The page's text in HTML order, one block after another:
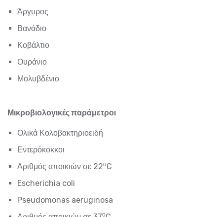
Άργυρος
Βανάδιο
Κοβάλτιο
Ουράνιο
Μολυβδένιο
Μικροβιολογικές παράμετροι
Ολικά Κολοβακτηριοειδή
Εντερόκοκκοι
Αριθμός αποικιών σε 22οC
Escherichia coli
Pseudomonas aeruginosa
ο